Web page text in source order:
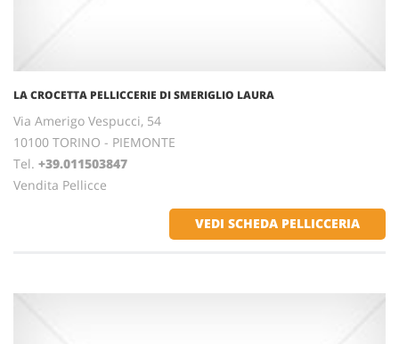
LA CROCETTA PELLICCERIE DI SMERIGLIO LAURA
Via Amerigo Vespucci, 54
10100 TORINO - PIEMONTE
Tel. +39.011503847
Vendita Pellicce
VEDI SCHEDA PELLICCERIA